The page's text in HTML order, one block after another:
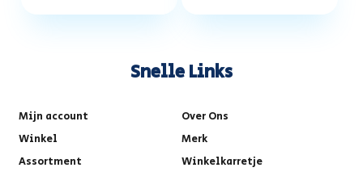
Snelle Links
Mijn account
Over Ons
Winkel
Merk
Assortment
Winkelkarretje